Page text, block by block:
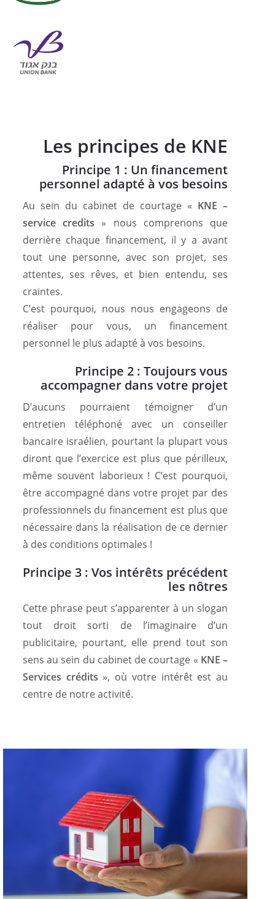
Les principes de KNE
Principe 1 : Un financement
personnel adapté à vos besoins
Au sein du cabinet de courtage « KNE –
service credits » nous comprenons que
derrière chaque financement, il y a avant
tout une personne, avec son projet, ses
attentes, ses rêves, et bien entendu, ses
craintes.
C’est pourquoi, nous nous engageons de
réaliser pour vous, un financement
personnel le plus adapté à vos besoins.
Principe 2 : Toujours vous
accompagner dans votre projet
D’aucuns pourraient témoigner d’un
entretien téléphoné avec un conseiller
bancaire israélien, pourtant la plupart vous
diront que l’exercice est plus que périlleux,
même souvent laborieux ! C’est pourquoi,
être accompagné dans votre projet par des
professionnels du financement est plus que
nécessaire dans la réalisation de ce dernier
à des conditions optimales !
Principe 3 : Vos intérêts précédent
les nôtres
Cette phrase peut s’apparenter à un slogan
tout droit sorti de l’imaginaire d’un
publicitaire, pourtant, elle prend tout son
sens au sein du cabinet de courtage « KNE –
Services crédits », où votre intérêt est au
centre de notre activité.